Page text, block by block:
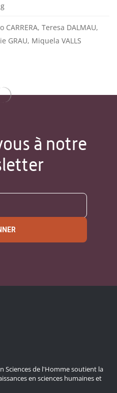
CARRERA, Teresa DALMAU,
GRAU, Miquela VALLS
à notre
Sciences de l'Homme soutient la
en sciences humaines et